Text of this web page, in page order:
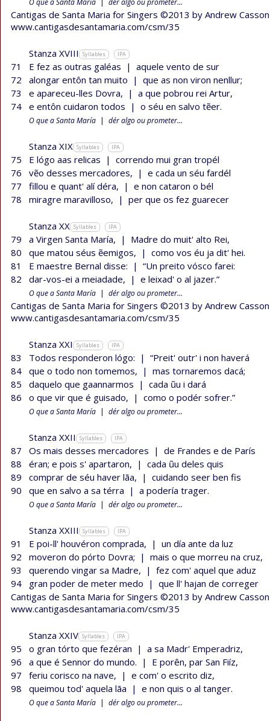
O que a Santa María dér algo ou prometer...
Cantigas de Santa Maria for Singers ©2013 by Andrew Casson
www.cantigasdesantamaria.com/csm/35
Stanza XVIII Syllables IPA
71 E fez as outras galéas | aquele vento de sur
72
alongar entôn tan muito | que as non viron nenllur;
73
e apareceu-lles Dovra, | a que pobrou rei Artur,
74 e entôn cuidaron todos | o séu en salvo tẽer.
O que a Santa María | dér algo ou prometer...
Stanza XIX Syllables IPA
75 E lógo aas relicas | correndo mui gran tropél
76
vẽo desses mercadores, | e cada un séu fardél
77
fillou e quant' alí déra, | e non cataron o bél
78
miragre maravilloso, | per que os fez guarecer
Stanza XX Syllables IPA
79 a Virgen Santa María, |
Madre do muit' alto Rei,
80
que matou séus ẽemigos, | como vos éu ja dit' hei.
81
E maestre Bernal disse: | “Un preito vósco farei:
82
dar-vos-ei a meiadade, | e leixad' o al jazer.”
O que a Santa María | dér algo ou prometer...
Cantigas de Santa Maria for Singers ©2013 by Andrew Casson
www.cantigasdesantamaria.com/csm/35
Stanza XXI Syllables IPA
83 Todos responderon lógo: | “Preit' outr' i non haverá
84 que o todo non tomemos, | mas tornaremos dacá;
85
daquelo que gaannarmos | cada ũu i dará
86
o que vir que é guisado, | como o podér sofrer.”
O que a Santa María | dér algo ou prometer...
Stanza XXII Syllables IPA
87 Os mais desses mercadores | de Frandes e de París
88
éran; e pois s' apartaron, | cada ũu deles quis
89
comprar de séu haver lãa, | cuidando seer ben fis
90
que en salvo a sa térra | a podería trager.
O que a Santa María | dér algo ou prometer...
Stanza XXIII Syllables IPA
91 E poi-ll' houvéron comprada, | un día ante da luz
92
moveron do pórto Dovra; | mais o que morreu na cruz,
93
querendo vingar sa Madre, | fez com' aquel que aduz
94
gran poder de meter medo | que ll' hajan de correger
Cantigas de Santa Maria for Singers ©2013 by Andrew Casson
www.cantigasdesantamaria.com/csm/35
Stanza XXIV Syllables IPA
95 o gran tórto que fezéran | a sa Madr' Emperadriz,
96
a que é Sennor do mundo. |
E porên, par San Fiíz,
97
feriu corisco na nave, | e com' o escrito diz,
98
queimou tod' aquela lãa | e non quis o al tanger.
O que a Santa María | dér algo ou prometer...